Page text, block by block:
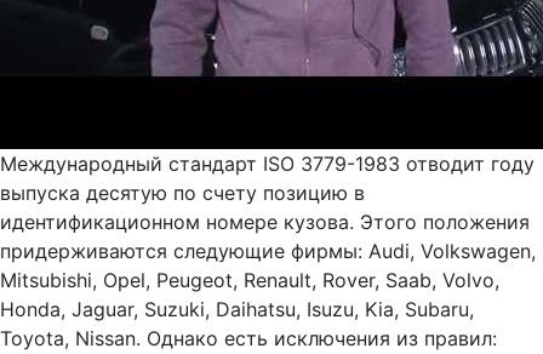
Международный стандарт ISO 3779-1983 отводит году
выпуска десятую по счету позицию в
идентификационном номере кузова. Этого положения
придерживаются следующие фирмы: Audi, Volkswagen,
Mitsubishi, Opel, Peugeot, Renault, Rover, Saab, Volvo,
Honda, Jaguar, Suzuki, Daihatsu, Isuzu, Kia, Subaru,
Toyota, Nissan. Однако есть исключения из правил: